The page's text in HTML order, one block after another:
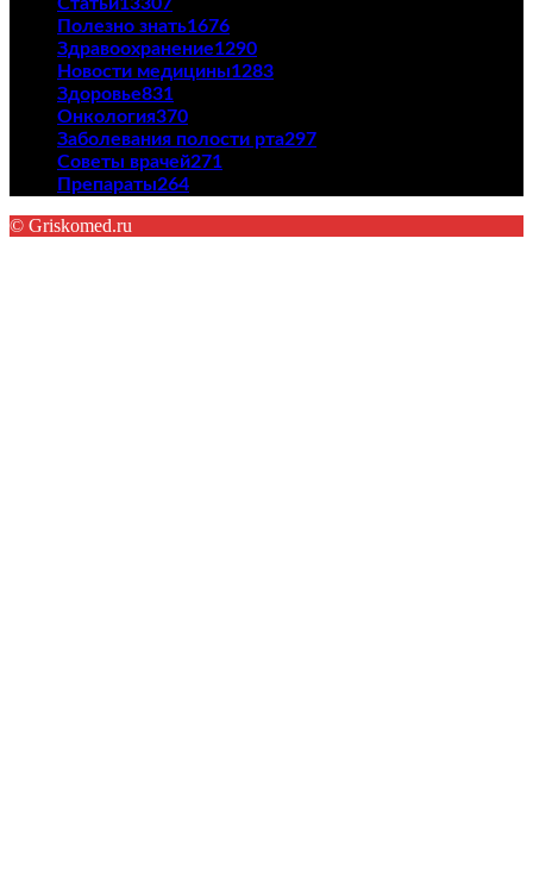
Полезно знать1676
Здравоохранение1290
Новости медицины1283
Здоровье831
Онкология370
Заболевания полости рта297
Советы врачей271
Препараты264
© Griskomed.ru